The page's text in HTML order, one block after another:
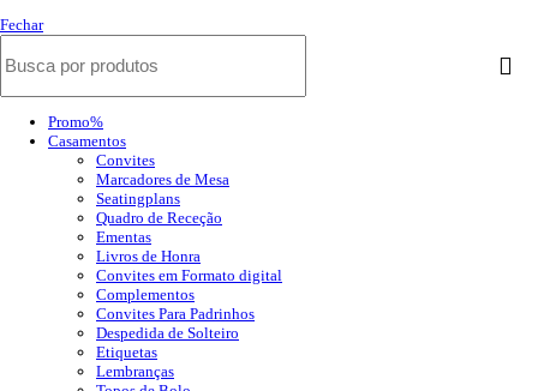
Fechar
Promo%
Casamentos
Convites
Marcadores de Mesa
Seatingplans
Quadro de Receção
Ementas
Livros de Honra
Convites em Formato digital
Complementos
Convites Para Padrinhos
Despedida de Solteiro
Etiquetas
Lembranças